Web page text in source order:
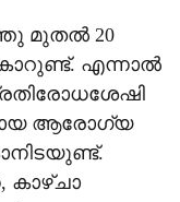
മുതല്‍ 20
എന്നാല്‍
ആരോഗ്യ